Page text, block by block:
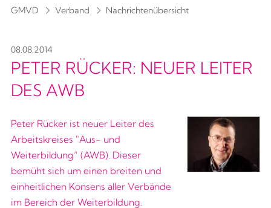
GMVD Verband Nachrichtenübersicht
08.08.2014
PETER RÜCKER: NEUER LEITER
DES AWB
Peter Rücker ist neuer Leiter des
Arbeitskreises "Aus- und
Weiterbildung“ (AWB). Dieser
bemüht sich um einen breiten und
einheitlichen Konsens aller Verbände
im Bereich der Weiterbildung.